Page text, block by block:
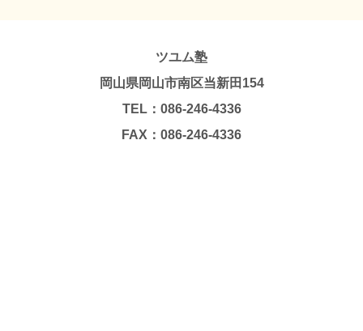
ツユム塾
岡山県岡山市南区当新田154
TEL：086-246-4336
FAX：086-246-4336